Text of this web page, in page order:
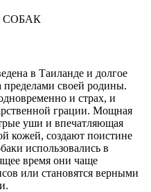
СОБАК
в Таиланде и долгое
пределами своей родины.
и страх, и
грации. Мощная
уши и впечатляющая
кожей, создают поистине
использовались в
время они чаще
или становятся верными